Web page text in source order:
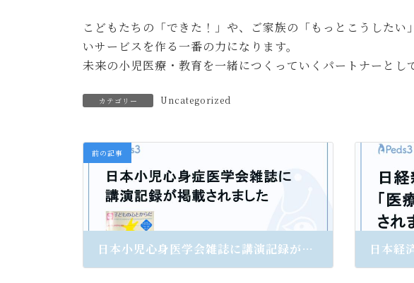
こどもたちの「できた！」や、ご家族の「もっとこうしたい
いサービスを作る一番の力になります。
未来の小児医療・教育を一緒につくっていくパートナーとし
カテゴリー Uncategorized
前の記事
日本小児心身医学会雑誌に講演記録が掲載されました